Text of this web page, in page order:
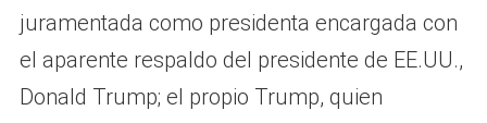
juramentada como presidenta encargada con
el aparente respaldo del presidente de EE.UU.,
Donald Trump; el propio Trump, quien